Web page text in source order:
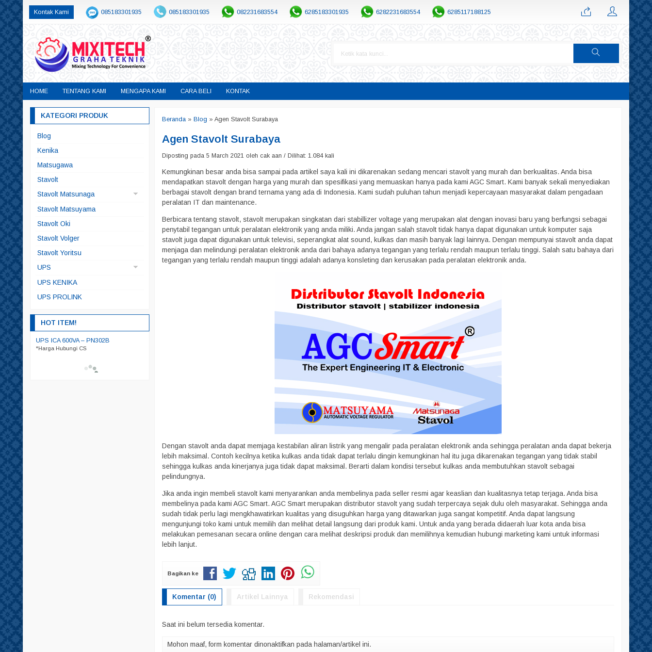
Kontak Kami 085183301935 085183301935 082231683554 6285183301935 6282231683554 6285117188125
HOME TENTANG KAMI MENGAPA KAMI CARA BELI KONTAK
Beranda » Blog »Agen Stavolt Surabaya
Agen Stavolt Surabaya
Diposting pada 5 March 2021 oleh cak aan / Dilihat: 1.084 kali
Kemungkinan besar anda bisa sampai pada artikel saya kali ini dikarenakan sedang mencari stavolt yang murah dan berkualitas. Anda bisa
mendapatkan stavolt dengan harga yang murah dan spesifikasi yang memuaskan hanya pada kami AGC Smart. Kami banyak sekali menyediakan
berbagai stavolt dengan brand ternama yang ada di Indonesia. Kami sudah puluhan tahun menjadi kepercayaan masyarakat dalam pengadaan
peralatan IT dan maintenance.
Berbicara tentang stavolt, stavolt merupakan singkatan dari stabillizer voltage yang merupakan alat dengan inovasi baru yang berfungsi sebagai
penytabil tegangan untuk peralatan elektronik yang anda miliki. Anda jangan salah stavolt tidak hanya dapat digunakan untuk komputer saja
stavolt juga dapat digunakan untuk televisi, seperangkat alat sound, kulkas dan masih banyak lagi lainnya. Dengan mempunyai stavolt anda dapat
menjaga dan melindungi peralatan elektronik anda dari bahaya adanya tegangan yang terlalu rendah maupun terlalu tinggi. Salah satu bahaya dari
tegangan yang terlalu rendah maupun tinggi adalah adanya konsleting dan kerusakan pada peralatan elektronik anda.
Dengan stavolt anda dapat memjaga kestabilan aliran listrik yang mengalir pada peralatan elektronik anda sehingga peralatan anda dapat bekerja
lebih maksimal. Contoh kecilnya ketika kulkas anda tidak dapat terlalu dingin kemungkinan hal itu juga dikarenakan tegangan yang tidak stabil
sehingga kulkas anda kinerjanya juga tidak dapat maksimal. Berarti dalam kondisi tersebut kulkas anda membutuhkan stavolt sebagai
pelindungnya.
Jika anda ingin membeli stavolt kami menyarankan anda membelinya pada seller resmi agar keaslian dan kualitasnya tetap terjaga. Anda bisa
membelinya pada kami AGC Smart. AGC Smart merupakan distributor stavolt yang sudah terpercaya sejak dulu oleh masyarakat. Sehingga anda
sudah tidak perlu lagi mengkhawatirkan kualitas yang disuguhkan harga yang ditawarkan juga sangat kompetitif. Anda dapat langsung
mengunjungi toko kami untuk memilih dan melihat detail langsung dari produk kami. Untuk anda yang berada didaerah luar kota anda bisa
melakukan pemesanan secara online dengan cara melihat deskripsi produk dan memilihnya kemudian hubungi marketing kami untuk informasi
lebih lanjut.
Bagikan ke
Komentar (0) Artikel Lainnya Rekomendasi
Saat ini belum tersedia komentar.
Mohon maaf, form komentar dinonaktifkan pada halaman/artikel ini.
KATEGORI PRODUK
Blog
Kenika
Matsugawa
Stavolt
Stavolt Matsunaga
Matsunaga China
Matsunaga Jepang
Stavolt Matsuyama
Stavolt Oki
Stavolt Volger
Stavolt Yoritsu
UPS
UPS APC
UPS EATON
UPS KENIKA
UPS PROLINK
HOT ITEM!
UPS ICA 600VA – PN302B
*Harga Hubungi CS
KENIKA STAVOLT SVC-45 KVA
UPS AVC 1200VA LCD – BR1200GI
LCD
*Harga Hubungi CS